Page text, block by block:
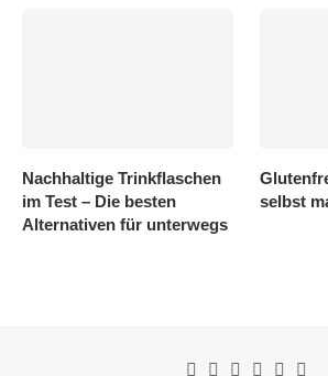
Nachhaltige Trinkflaschen
im Test – Die besten
Alternativen für unterwegs
selbst